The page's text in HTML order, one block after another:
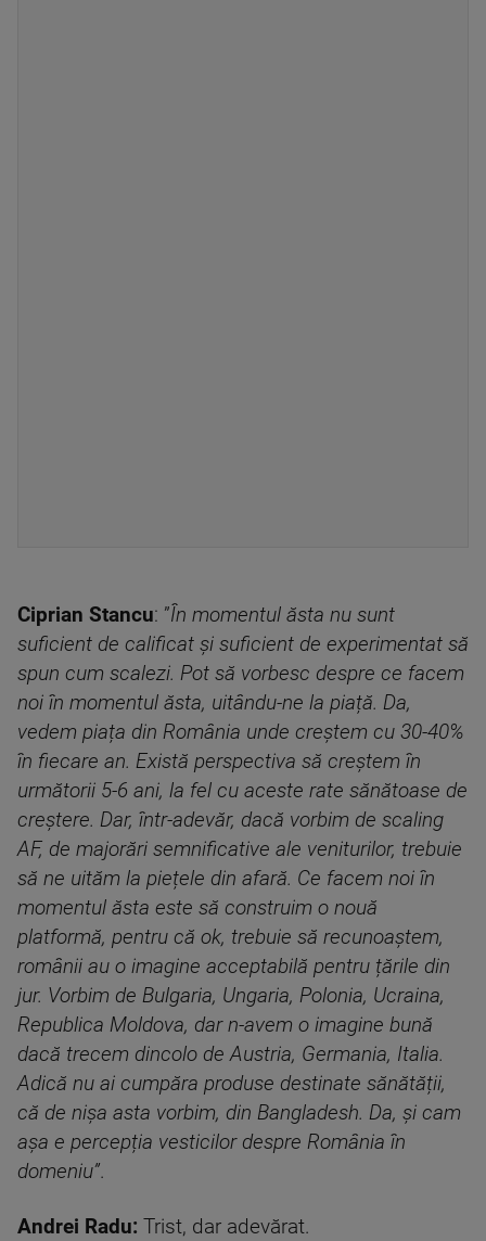
Ciprian Stancu: ”În momentul ăsta nu sunt
suficient de calificat și suficient de experimentat să
spun cum scalezi. Pot să vorbesc despre ce facem
noi în momentul ăsta, uitându-ne la piață. Da,
vedem piața din România unde creștem cu 30-40%
în fiecare an. Există perspectiva să creștem în
următorii 5-6 ani, la fel cu aceste rate sănătoase de
creștere. Dar, într-adevăr, dacă vorbim de scaling
AF, de majorări semnificative ale veniturilor, trebuie
să ne uităm la piețele din afară. Ce facem noi în
momentul ăsta este să construim o nouă
platformă, pentru că ok, trebuie să recunoaștem,
românii au o imagine acceptabilă pentru țările din
jur. Vorbim de Bulgaria, Ungaria, Polonia, Ucraina,
Republica Moldova, dar n-avem o imagine bună
dacă trecem dincolo de Austria, Germania, Italia.
Adică nu ai cumpăra produse destinate sănătății,
că de nișa asta vorbim, din Bangladesh. Da, și cam
așa e percepția vesticilor despre România în
domeniu”.
Andrei Radu: Trist, dar adevărat.